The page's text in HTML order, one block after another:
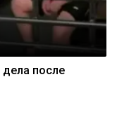
дела после